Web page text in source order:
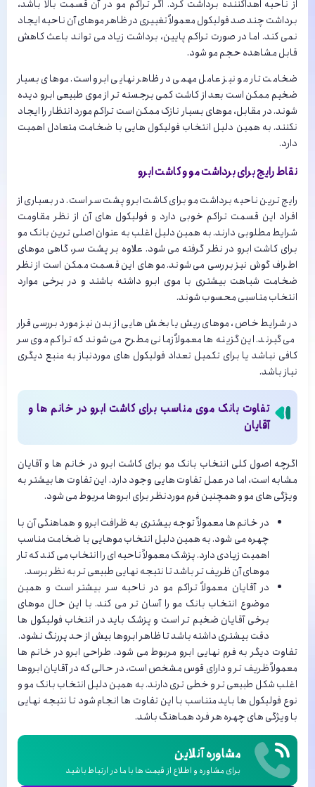
از ناحیه اهداکننده برداشت کرد. اگر تراکم مو در آن قسمت بالا باشد،
برداشت چند صد فولیکول معمولاً تغییری در ظاهر موهای آن ناحیه ایجاد
نمی کند. اما در صورت تراکم پایین، برداشت زیاد می تواند باعث کاهش
قابل مشاهده حجم مو شود.
ضخامت تار مو نیز عامل مهمی در ظاهر نهایی ابرو است. موهای بسیار
ضخیم ممکن است بعد از کاشت کمی برجسته تر از موی طبیعی ابرو دیده
شوند. در مقابل، موهای بسیار نازک ممکن است تراکم مورد انتظار را ایجاد
نکنند. به همین دلیل انتخاب فولیکول هایی با ضخامت متعادل اهمیت
دارد.
نقاط رایج برای برداشت مو و کاشت ابرو
رایج ترین ناحیه برداشت مو برای کاشت ابرو پشت سر است. در بسیاری از
افراد این قسمت تراکم خوبی دارد و فولیکول های آن از نظر مقاومت
شرایط مطلوبی دارند. به همین دلیل اغلب به عنوان اصلی ترین بانک مو
برای کاشت ابرو در نظر گرفته می شود. علاوه بر پشت سر، گاهی موهای
اطراف گوش نیز بررسی می شوند. موهای این قسمت ممکن است از نظر
ضخامت شباهت بیشتری با موی ابرو داشته باشند و در برخی موارد
انتخاب مناسبی محسوب شوند.
در شرایط خاص، موهای ریش یا بخش هایی از بدن نیز مورد بررسی قرار
می گیرند. این گزینه ها معمولاً زمانی مطرح می شوند که تراکم موی سر
کافی نباشد یا برای تکمیل تعداد فولیکول های موردنیاز به منبع دیگری
نیاز باشد.
تفاوت بانک موی مناسب برای کاشت ابرو در خانم ها و
آقایان
اگرچه اصول کلی انتخاب بانک مو برای کاشت ابرو در خانم ها و آقایان
مشابه است، اما در عمل تفاوت هایی وجود دارد. این تفاوت ها بیشتر به
ویژگی های مو و همچنین فرم موردنظر برای ابروها مربوط می شود.
در خانم ها معمولاً توجه بیشتری به ظرافت ابرو و هماهنگی آن با
چهره می شود. به همین دلیل انتخاب موهایی با ضخامت مناسب
اهمیت زیادی دارد. پزشک معمولاً ناحیه ای را انتخاب می کند که تار
موهای آن ظریف تر باشد تا نتیجه نهایی طبیعی تر به نظر برسد.
در آقایان معمولاً تراکم مو در ناحیه سر بیشتر است و همین
موضوع انتخاب بانک مو را آسان تر می کند. با این حال موهای
برخی آقایان ضخیم تر است و پزشک باید در انتخاب فولیکول ها
دقت بیشتری داشته باشد تا ظاهر ابروها بیش از حد پررنگ نشود.
تفاوت دیگر به فرم نهایی ابرو مربوط می شود. طراحی ابرو در خانم ها
معمولاً ظریف تر و دارای قوس مشخص است، در حالی که در آقایان ابروها
اغلب شکل طبیعی تر و خطی تری دارند. به همین دلیل انتخاب بانک مو و
نوع فولیکول ها باید متناسب با این تفاوت ها انجام شود تا نتیجه نهایی
با ویژگی های چهره هر فرد هماهنگ باشد.
مشاوره آنلاین
برای مشاوره و اطلاع از قیمت ها با ما در ارتباط باشید